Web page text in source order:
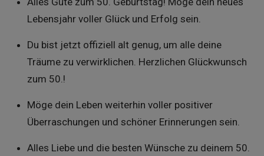
Lebensjahr voller Glück und Erfolg sein.
Du bist jetzt offiziell alt genug, um alle deine
Träume zu verwirklichen. Herzlichen Glückwunsch
zum 50.!
Möge dein Leben weiterhin voller positiver
Überraschungen und schöner Erinnerungen sein.
Alles Liebe und die besten Wünsche zu deinem 50.